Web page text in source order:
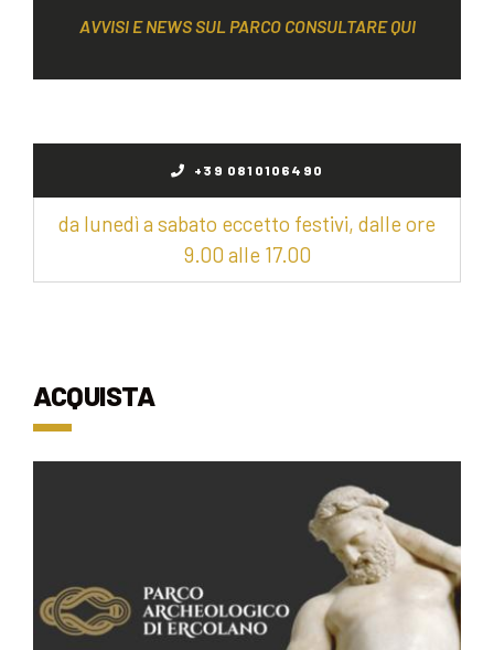
AVVISI E NEWS SUL PARCO CONSULTARE QUI
+39 0810106490
da lunedì a sabato eccetto festivi, dalle ore
9.00 alle 17.00
ACQUISTA